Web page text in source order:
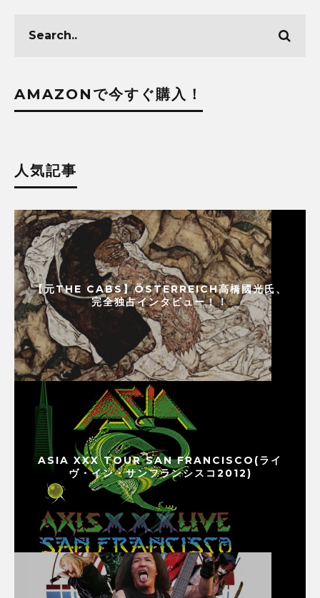
AMAZONで今すぐ購入！
人気記事
【元THE CABS】ÖSTERREICH高橋國光氏、
完全独占インタビュー！！
ASIA XXX TOUR SAN FRANCISCO(ライ
ヴ・イン・サンフランシスコ2012)